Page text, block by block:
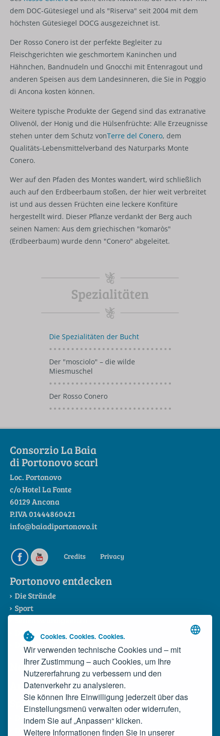
Cookies. Cookies. Cookies.
Wir verwenden technische Cookies und – mit
Ihrer Zustimmung – auch Cookies, um Ihre
Nutzererfahrung zu verbessern und den
Datenverkehr zu analysieren.
Sie können Ihre Einwilligung jederzeit über das
Einstellungsmenü verwalten oder widerrufen,
indem Sie auf „Anpassen“ klicken.
Weitere Informationen finden Sie in unserer
dem DOC-Gütesiegel und als "Riserva" seit 2004 mit dem
höchsten Gütesiegel DOCG ausgezeichnet ist.
Der Rosso Conero ist der perfekte Begleiter zu
Fleischgerichten wie geschmortem Kaninchen und
Hähnchen, Bandnudeln und Gnocchi mit Entenragout und
anderen Speisen aus dem Landesinneren, die Sie in Poggio
di Ancona kosten können.
Weitere typische Produkte der Gegend sind das extranative
Olivenöl, der Honig und die Hülsenfrüchte: Alle Erzeugnisse
stehen unter dem Schutz vonTerre del Conero, dem
Qualitäts-Lebensmittelverband des Naturparks Monte
Conero.
Wer auf den Pfaden des Montes wandert, wird schließlich
auch auf den Erdbeerbaum stoßen, der hier weit verbreitet
ist und aus dessen Früchten eine leckere Konfitüre
hergestellt wird. Dieser Pflanze verdankt der Berg auch
seinen Namen: Aus dem griechischen "komaròs"
(Erdbeerbaum) wurde denn "Conero" abgeleitet.
Spezialitäten
Die Spezialitäten der Bucht
Der "mosciolo" – die wilde
Miesmuschel
Der Rosso Conero
Consorzio La Baia
di Portonovo scarl
Loc. Portonovo
c/o Hotel La Fonte
60129 Ancona
P.IVA 01444860421
info@baiadiportonovo.it
Credits Privacy
Portonovo entdecken
Die Strände
Sport
Die Riviera del Conero
Das Konsortium
News
Anreise
Spezialitäten
Die Spezialitäten der Bucht
Die wilde Miesmuschel